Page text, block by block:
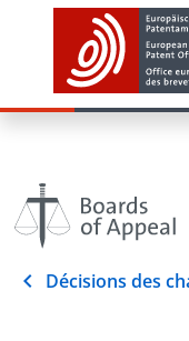
Décisions des